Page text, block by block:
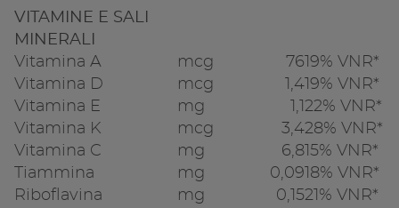
VITAMINE E SALI
MINERALI
Vitamina A
mcg 76 19% VNR*
Vitamina D
mcg 1,4 19% VNR*
Vitamina E
mg 1,1 22% VNR*
Vitamina K
mcg 3,428% VNR*
Vitamina C
mg 6,8 15% VNR*
Tiammina
mg 0,09 18% VNR*
Riboflavina
mg 0,1521% VNR*